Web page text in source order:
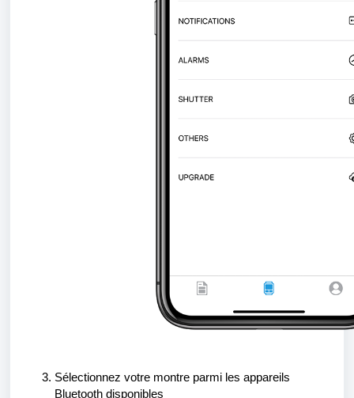
Sélectionnez votre montre parmi les appareils
Bluetooth disponibles